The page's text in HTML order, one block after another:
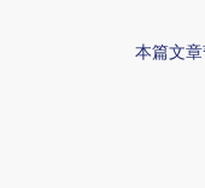
本篇文